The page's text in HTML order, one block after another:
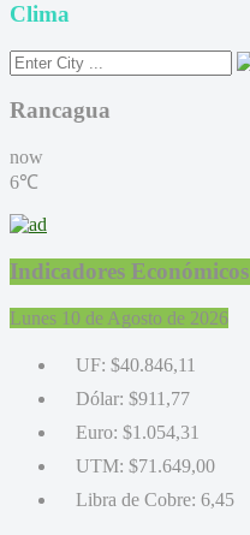
Clima
Rancagua
now
6℃
Indicadores Económicos
Lunes 10 de Agosto de 2026
UF: $40.846,11
Dólar: $911,77
Euro: $1.054,31
UTM: $71.649,00
Libra de Cobre: 6,45